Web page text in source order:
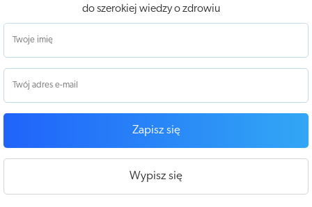
do szerokiej wiedzy o zdrowiu
Zapisz się
Wypisz się